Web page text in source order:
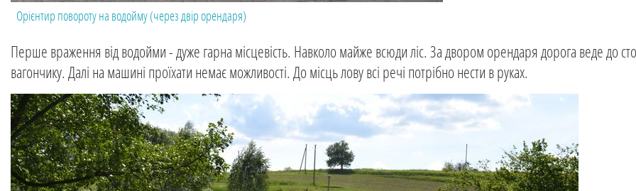
Орієнтир повороту на водойму (через двір орендаря)
Перше враження від водойми - дуже гарна місцевість. Навколо майже всюди ліс. За двором орендаря дорога веде до
вагончику. Далі на машині проїхати немає можливості. До місць лову всі речі потрібно нести в руках.